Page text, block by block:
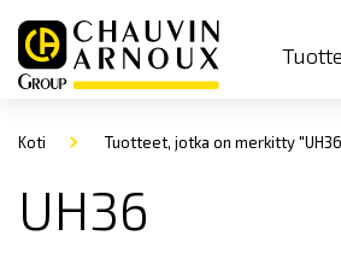
Koti Tuotteet, jotka on merkitty
UH36